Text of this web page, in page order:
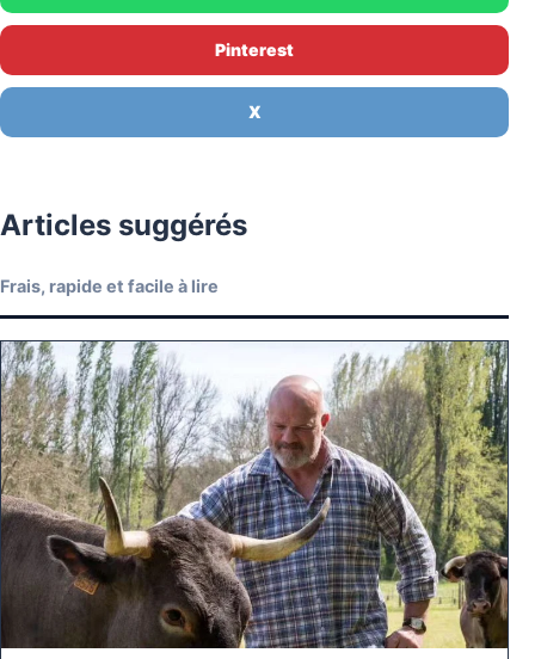
Pinterest
X
Articles suggérés
Frais, rapide et facile à lire